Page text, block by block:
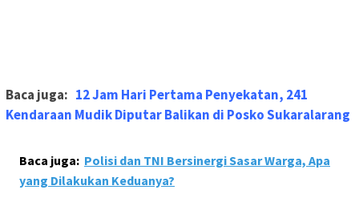
Baca juga: 12 Jam Hari Pertama Penyekatan, 241
Kendaraan Mudik Diputar Balikan di Posko Sukaralarang
Baca juga: Polisi dan TNI Bersinergi Sasar Warga, Apa
yang Dilakukan Keduanya?